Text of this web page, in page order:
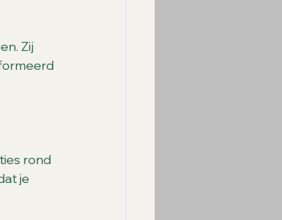
Zij
rond
je